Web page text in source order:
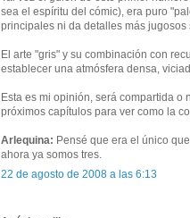
sea el espíritu del cómic), era puro
principales ni da detalles más
El arte "gris" y su combinación con
establecer una atmósfera densa,
Esta es mi opinión, será compartida o
próximos capítulos para ver como la
Arlequina: Pensé que era el único
ahora ya somos tres.
22 de agosto de 2008 a las 6:13